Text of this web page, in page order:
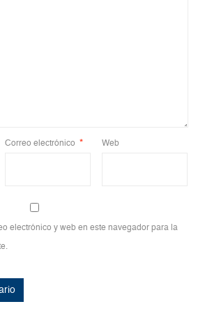
Correo electrónico * Web
electrónico y web en este navegador para la